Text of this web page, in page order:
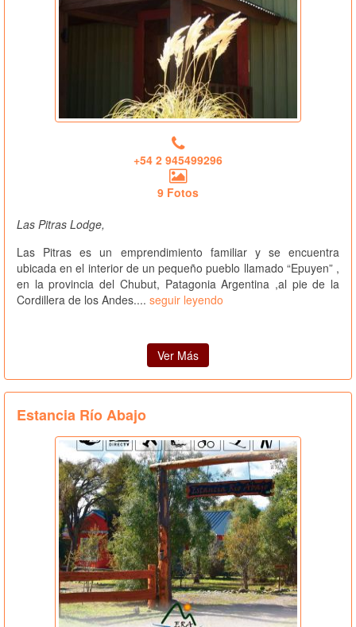
+54 2 945499296
9 Fotos
Las Pitras Lodge,
Las Pitras es un emprendimiento familiar y se encuentra
ubicada en el interior de un pequeño pueblo llamado “Epuyen” ,
en la provincia del Chubut, Patagonia Argentina ,al pie de la
Cordillera de los Andes.... seguir leyendo
Ver Más
Estancia Río Abajo